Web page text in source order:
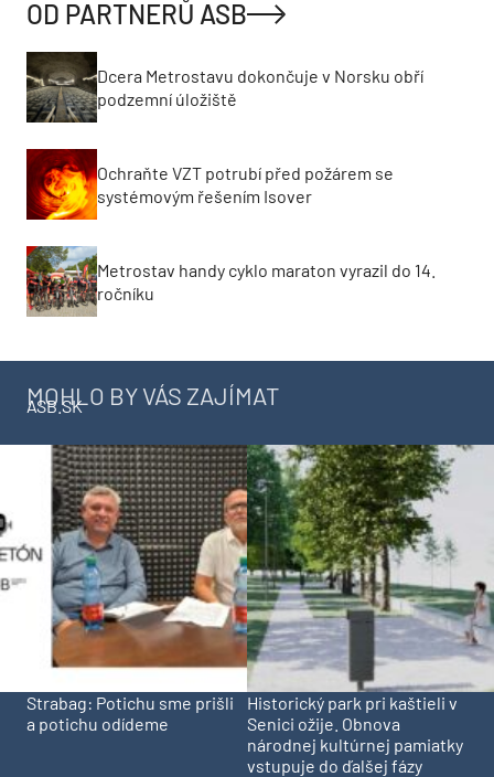
OD PARTNERŮ ASB
Dcera Metrostavu dokončuje v Norsku obří
podzemní úložiště
Ochraňte VZT potrubí před požárem se
systémovým řešením Isover
Metrostav handy cyklo maraton vyrazil do 14.
ročníku
MOHLO BY VÁS ZAJÍMAT
ASB.SK
Strabag: Potichu sme prišli
a potichu odídeme
Historický park pri kaštieli v
Senici ožije. Obnova
národnej kultúrnej pamiatky
vstupuje do ďalšej fázy